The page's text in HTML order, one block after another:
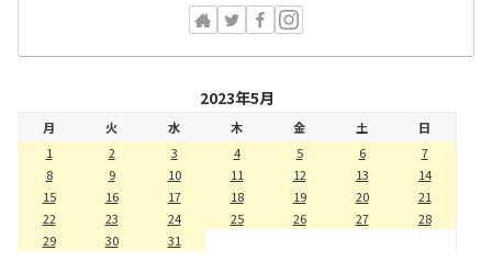
2023年5月
月 火 水 木 金 土
日
1
2 3 4 5 6
7
8
9 10 11 12 13
14
15
16 17 18 19 20
21
22
23 24 25 26 27
28
29
30 31